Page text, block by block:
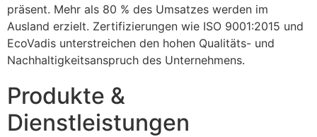
präsent. Mehr als 80 % des Umsatzes werden im
Ausland erzielt. Zertifizierungen wie ISO 9001:2015 und
EcoVadis unterstreichen den hohen Qualitäts- und
Nachhaltigkeitsanspruch des Unternehmens.
Produkte &
Dienstleistungen